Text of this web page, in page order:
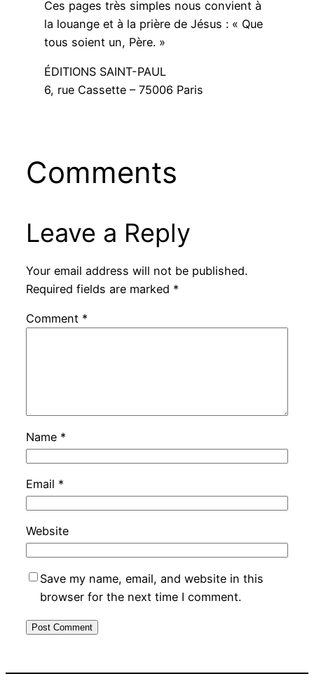
Ces pages très simples nous convient à
la louange et à la prière de Jésus : « Que
tous soient un, Père. »
ÉDITIONS SAINT-PAUL
6, rue Cassette – 75006 Paris
Comments
Leave a Reply
Your email address will not be published.
Required fields are marked *
Comment *
Name *
Email *
Website
Save my name, email, and website in this
browser for the next time I comment.